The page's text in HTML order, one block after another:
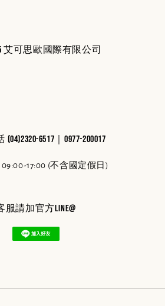
艾可思歐國際有限公司
6517｜0977-200017
17:00 (不含國定假日)
服請加官方line@